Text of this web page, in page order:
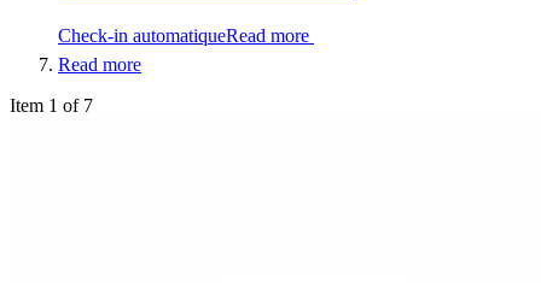
Check-in automatiqueRead more
Read more
Item 1 of 7